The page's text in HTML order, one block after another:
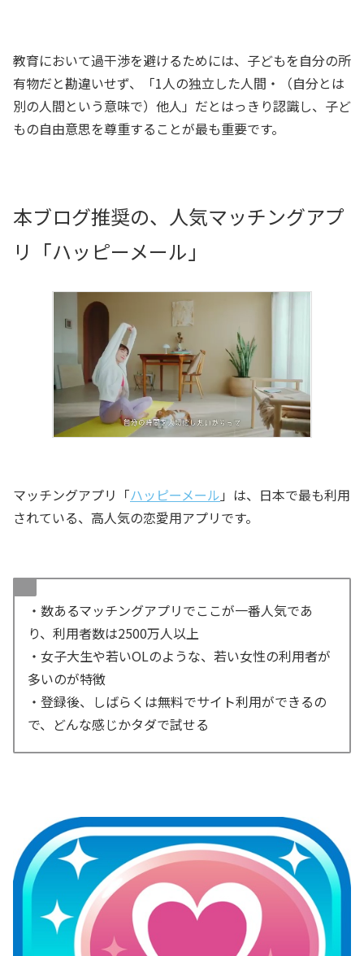
教育において過干渉を避けるためには、子どもを自分の所
有物だと勘違いせず、「1人の独立した人間・（自分とは
別の人間という意味で）他人」だとはっきり認識し、子ど
もの自由意思を尊重することが最も重要です。
本ブログ推奨の、人気マッチングアプ
リ「ハッピーメール」
マッチングアプリ「ハッピーメール 」は、日本で最も利用
されている、高人気の恋愛用アプリです。
・数あるマッチングアプリでここが一番人気であ
り、利用者数は2500万人以上
・女子大生や若いOLのような、若い女性の利用者が
多いのが特徴
・登録後、しばらくは無料でサイト利用ができるの
で、どんな感じかタダで試せる